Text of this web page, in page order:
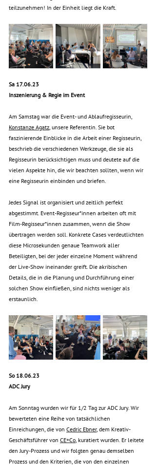
teilzunehmen! In der Einheit liegt die Kraft.
Sa 17.06.23
Inszenierung & Regie im Event
Am Samstag war die Event- und Ablaufregisseurin,
Konstanze Agatz, unsere Referentin. Sie bot
faszinierende Einblicke in die Arbeit einer Regisseurin,
beschrieb die verschiedenen Werkzeuge, die sie als
Regisseurin berücksichtigen muss und deutete auf die
vielen Aspekte hin, die wir beachten sollten, wenn wir
eine Regisseurin einbinden und briefen.
Jedes Signal ist organisiert und zeitlich perfekt
abgestimmt. Event-Regisseur*innen arbeiten oft mit
Film-Regisseur*innen zusammen, wenn die Show
übertragen werden soll. Konkrete Cases verdeutlichten
diese Microsekunden genaue Teamwork aller
Beteiligten, bei der jeder einzelne Moment während
der Live-Show ineinander greift. Die akribischen
Details, die in die Planung und Durchführung einer
solchen Show einfließen, sind nichts weniger als
erstaunlich.
So 18.06.23
ADC Jury
Am Sonntag wurden wir für 1/2 Tag zur ADC Jury. Wir
bewerteten eine Reihe von tatsächlichen
Einreichungen, die von Cedric Ebner, dem Kreativ-
Geschäftsführer von CE+Co, kuratiert wurden. Er leitete
den Jury-Prozess und wir folgten genau demselben
Prozess und den Kriterien, die von den einzelnen